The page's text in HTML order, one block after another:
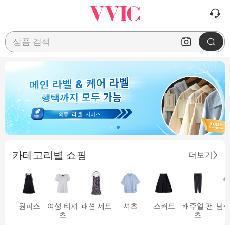
상품 검색
카테고리별 쇼핑 더보기
원피스
여성 티셔
츠
패션 세트 셔츠 스커트
캐주얼 팬
츠
남